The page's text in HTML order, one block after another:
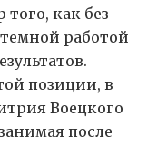
как без
работой
позиции, в
Воецкого
после